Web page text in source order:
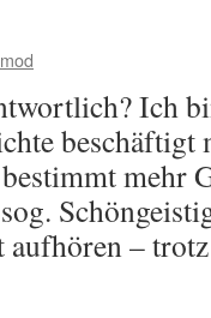
Ich
mehr
–